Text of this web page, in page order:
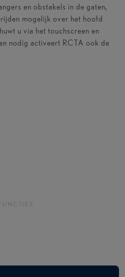
en obstakels in de gaten,
mogelijk over het hoofd
u via het touchscreen en
nodig activeert RCTA ook de